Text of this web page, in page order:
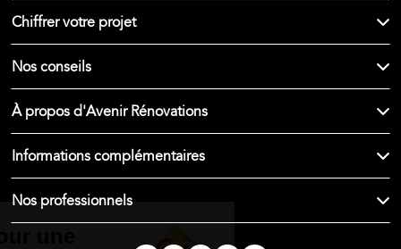
Chiffrer votre projet
Nos conseils
À propos d'Avenir Rénovations
Informations complémentaires
Nos professionnels